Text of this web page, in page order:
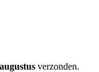
verzonden.